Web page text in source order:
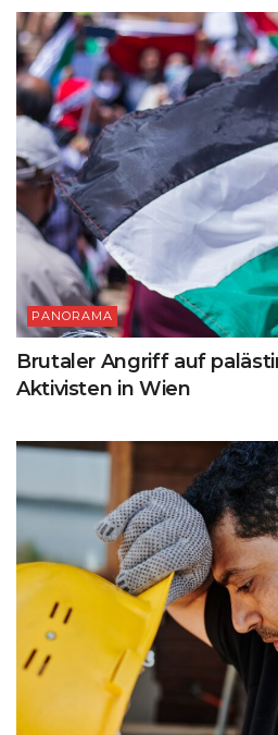
PANORAMA
Brutaler Angriff auf
Aktivisten in Wien